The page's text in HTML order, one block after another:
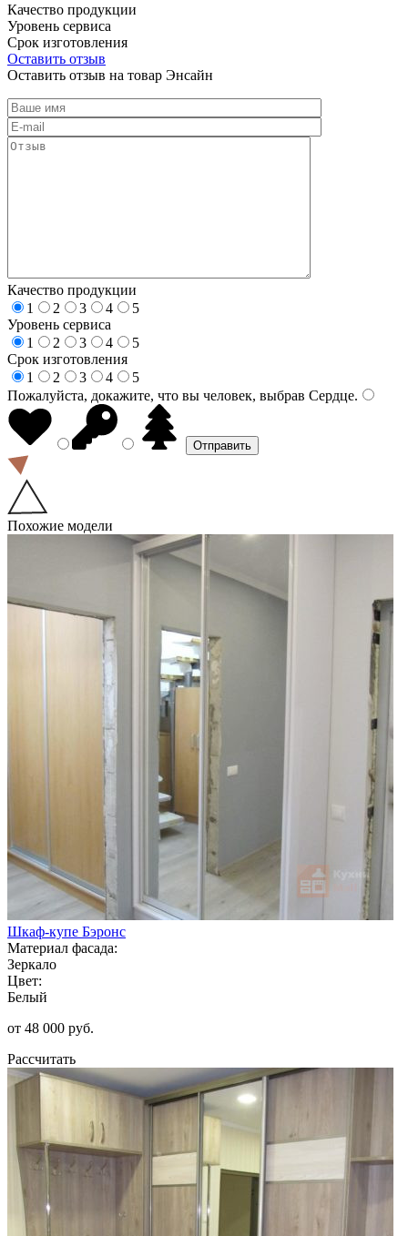
Качество продукции
Уровень сервиса
Срок изготовления
Оставить отзыв
Оставить отзыв на товар Энсайн
Качество продукции
1
2 3 4
5
Уровень сервиса
1
2 3 4
5
Срок изготовления
1
2 3 4
5
Пожалуйста, докажите, что вы человек, выбрав Сердце.
Похожие модели
Шкаф-купе Бэронс
Материал фасада:
Зеркало
Цвет:
Белый
от 48 000 руб.
Рассчитать